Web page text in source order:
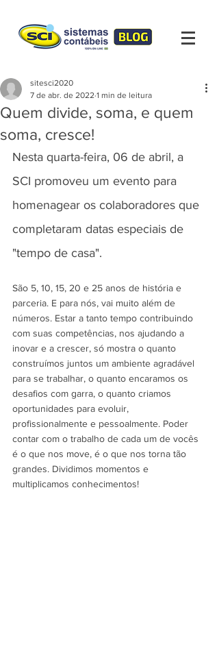
Quem divide, soma, e quem
soma, cresce!
sitesci2020
7 de abr. de 2022 1 min de leitura
Nesta quarta-feira, 06 de abril, a
SCI promoveu um evento para
homenagear os colaboradores que
completaram datas especiais de
"tempo de casa".
São 5, 10, 15, 20 e 25 anos de história e
parceria. E para nós, vai muito além de
números. Estar a tanto tempo contribuindo
com suas competências, nos ajudando a
inovar e a crescer, só mostra o quanto
construímos juntos um ambiente agradável
para se trabalhar, o quanto encaramos os
desafios com garra, o quanto criamos
oportunidades para evoluir,
profissionalmente e pessoalmente. Poder
contar com o trabalho de cada um de vocês
é o que nos move, é o que nos torna tão
grandes. Dividimos momentos e
multiplicamos conhecimentos!